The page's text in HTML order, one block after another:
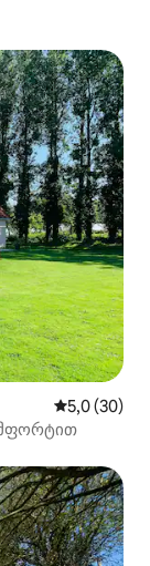
საშუალო
5,0 (30)